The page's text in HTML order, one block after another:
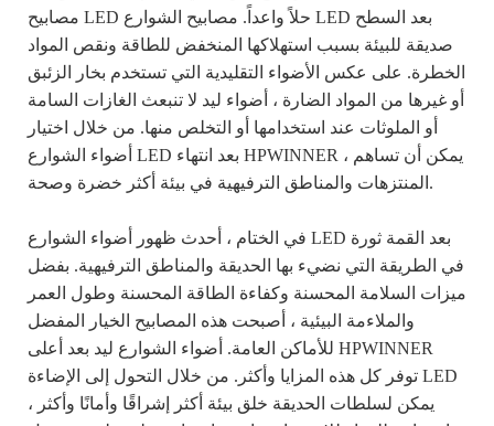
مصابيح LED حلاً واعداً. مصابيح الشوارع LED بعد السطح
صديقة للبيئة بسبب استهلاكها المنخفض للطاقة ونقص المواد
الخطرة. على عكس الأضواء التقليدية التي تستخدم بخار الزئبق
أو غيرها من المواد الضارة ، أضواء ليد لا تنبعث الغازات السامة
أو الملوثات عند استخدامها أو التخلص منها. من خلال اختيار
أضواء الشوارع LED بعد انتهاء HPWINNER ، يمكن أن تساهم
المنتزهات والمناطق الترفيهية في بيئة أكثر خضرة وصحة.
في الختام ، أحدث ظهور أضواء الشوارع LED بعد القمة ثورة
في الطريقة التي نضيء بها الحديقة والمناطق الترفيهية. بفضل
ميزات السلامة المحسنة وكفاءة الطاقة المحسنة وطول العمر
والملاءمة البيئية ، أصبحت هذه المصابيح الخيار المفضل
للأماكن العامة. أضواء الشوارع ليد بعد أعلى HPWINNER
توفر كل هذه المزايا وأكثر. من خلال التحول إلى الإضاءة LED
، يمكن لسلطات الحديقة خلق بيئة أكثر إشراقًا وأمانًا وأكثر